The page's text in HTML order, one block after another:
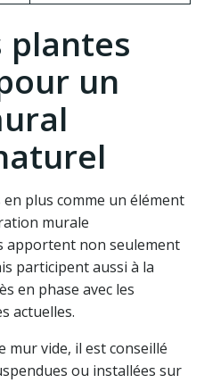
plantes
un
en plus comme un élément
murale
apportent non seulement
participent aussi à la
en phase avec les
actuelles.
mur vide, il est conseillé
ou installées sur